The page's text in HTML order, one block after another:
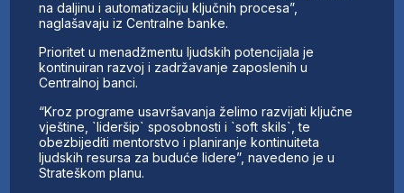
na daljinu i automatizaciju ključnih procesa”,
naglašavaju iz Centralne banke.
Prioritet u menadžmentu ljudskih potencijala je
kontinuiran razvoj i zadržavanje zaposlenih u
Centralnoj banci.
“Kroz programe usavršavanja želimo razvijati ključne
vještine, `lideršip` sposobnosti i `soft skils`, te
obezbijediti mentorstvo i planiranje kontinuiteta
ljudskih resursa za buduće lidere”, navedeno je u
Strateškom planu.